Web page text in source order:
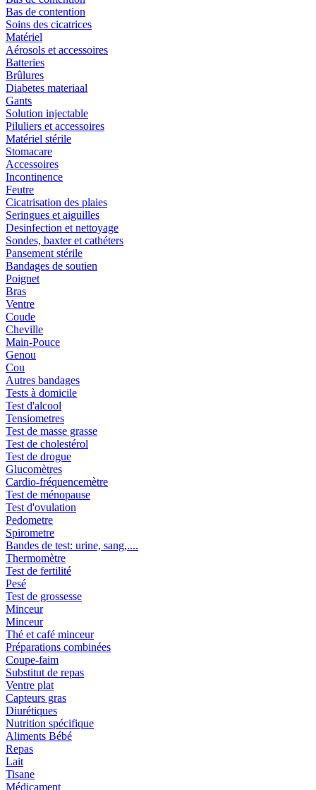
Bas de contention
Soins des cicatrices
Matériel
Aérosols et accessoires
Batteries
Brûlures
Diabetes materiaal
Gants
Solution injectable
Piluliers et accessoires
Matériel stérile
Stomacare
Accessoires
Incontinence
Feutre
Cicatrisation des plaies
Seringues et aiguilles
Desinfection et nettoyage
Sondes, baxter et cathéters
Pansement stérile
Bandages de soutien
Poignet
Bras
Ventre
Coude
Cheville
Main-Pouce
Genou
Cou
Autres bandages
Tests à domicile
Test d'alcool
Tensiometres
Test de masse grasse
Test de cholestérol
Test de drogue
Glucomètres
Cardio-fréquencemètre
Test de ménopause
Test d'ovulation
Pedometre
Spirometre
Bandes de test: urine, sang,....
Thermomètre
Test de fertilité
Pesé
Test de grossesse
Minceur
Minceur
Thé et café minceur
Préparations combinées
Coupe-faim
Substitut de repas
Ventre plat
Capteurs gras
Diurétiques
Nutrition spécifique
Aliments Bébé
Repas
Lait
Tisane
Médicament